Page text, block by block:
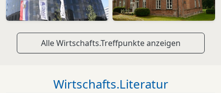
Alle Wirtschafts.Treffpunkte anzeigen
Wirtschafts.Literatur